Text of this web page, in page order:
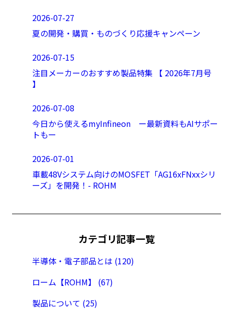
2026-07-27
夏の開発・購買・ものづくり応援キャンペーン
2026-07-15
注目メーカーのおすすめ製品特集 【 2026年7月号
】
2026-07-08
今日から使えるmyInfineon ー最新資料もAIサポー
トもー
2026-07-01
車載48Vシステム向けのMOSFET「AG16xFNxxシリ
ーズ」を開発！- ROHM
カテゴリ記事一覧
半導体・電子部品とは (120)
ローム【ROHM】 (67)
製品について (25)